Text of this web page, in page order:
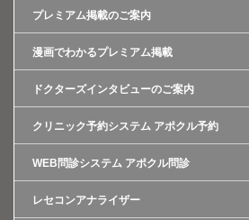
プレミアム掲載のご案内
漫画でわかるプレミアム掲載
ドクターズインタビューのご案内
クリニック予約システム アポクル予約
WEB問診システム アポクル問診
レセコンアナライザー